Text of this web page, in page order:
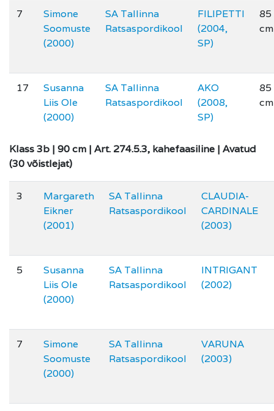
7
Simone
Soomuste
(2000)
SA Tallinna
Ratsaspordikool
FILIPETTI
(2004,
SP)
85
cm
17
Susanna
Liis Ole
(2000)
SA Tallinna
Ratsaspordikool
AKO
(2008,
SP)
85
cm
Klass 3b | 90 cm | Art. 274.5.3, kahefaasiline | Avatud
(30 võistlejat)
3
Margareth
Eikner
(2001)
SA Tallinna
Ratsaspordikool
CLAUDIA-
CARDINALE
(2003)
5
Susanna
Liis Ole
(2000)
SA Tallinna
Ratsaspordikool
INTRIGANT
(2002)
7
Simone
Soomuste
(2000)
SA Tallinna
Ratsaspordikool
VARUNA
(2003)